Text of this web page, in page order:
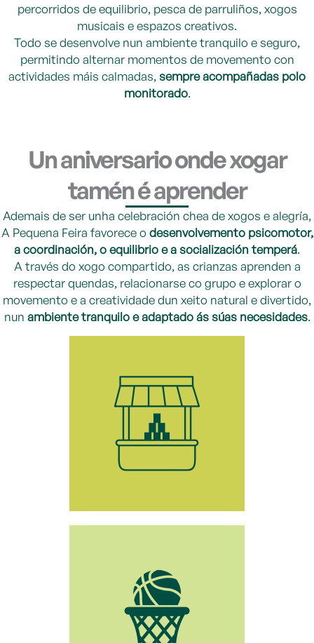
percorridos de equilibrio, pesca de parruliños, xogos
musicais e espazos creativos.
Todo se desenvolve nun ambiente tranquilo e seguro,
permitindo alternar momentos de movemento con
actividades máis calmadas, sempre acompañadas polo
monitorado.
Un aniversario onde xogar
tamén é aprender
Ademais de ser unha celebración chea de xogos e alegría,
A Pequena Feira favorece odesenvolvemento psicomotor,
a coordinación, o equilibrio e a socialización temperá.
A través do xogo compartido, as crianzas aprenden a
respectar quendas, relacionarse co grupo e explorar o
movemento e a creatividade dun xeito natural e divertido,
nun ambiente tranquilo e adaptado ás súas necesidades.